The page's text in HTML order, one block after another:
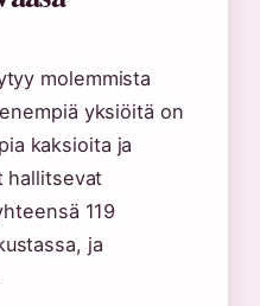
molemmista
yksiöitä on
kaksioita ja
hallitsevat
119
ja